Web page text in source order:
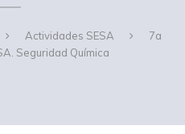
Actividades SESA
7a
Seguridad Química